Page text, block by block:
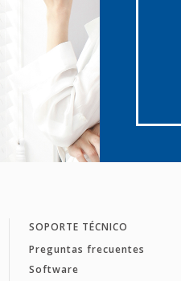
SOPORTE TÉCNICO
Preguntas frecuentes
Software